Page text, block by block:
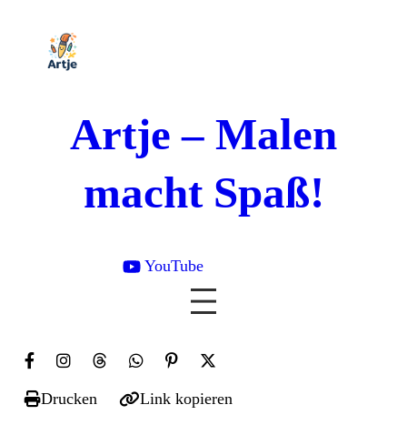
Artje – Malen
macht Spaß!
YouTube

Drucken Link kopieren